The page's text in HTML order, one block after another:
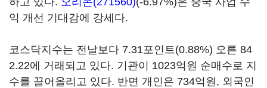
익 개선 기대감에 강세다.
코스닥지수는 전날보다 7.31포인트(0.88%) 오른 84
2.22에 거래되고 있다. 기관이 1023억원 순매수로 지
수를 끌어올리고 있다. 반면 개인은 734억원, 외국인